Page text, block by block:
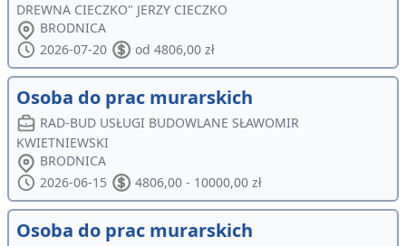
DREWNA CIECZKO" JERZY CIECZKO
BRODNICA
2026-07-20
od 4806,00 zł
Osoba do prac murarskich
RAD-BUD USŁUGI BUDOWLANE SŁAWOMIR
KWIETNIEWSKI
BRODNICA
2026-06-15
4806,00 - 10000,00 zł
Osoba do prac murarskich